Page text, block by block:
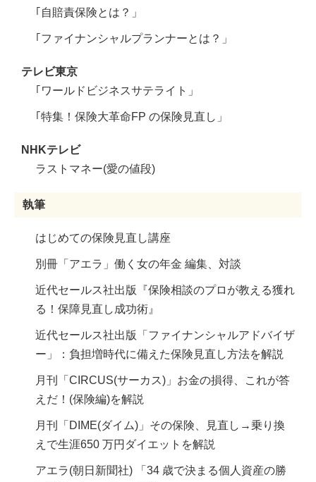
｢自賠責保険とは？」
｢ファイナンシャルプランナーとは？」
テレビ東京
｢ワールドビジネスサテライト」
｢特集！保険大革命FP の保険見直し」
NHKテレビ
ラストマネー(愛の値段)
執筆
はじめての保険見直し講座
別冊「アエラ」働く女の年金 編集、対談
近代セールス社出版『保険相談のプロが教える獲れ
る！保障見直し成功術』
近代セールス社出版「ファイナンシャルアドバイザ
ー」：負担増時代に備えた保険見直し方法を解説
月刊「CIRCUS(サーカス)」お金の損得、これが答
えだ！(保険編)を解説
月刊「DIME(ダイム)」その保険、見直し→乗り換
えで生涯650 万円ダイエットを解説
アエラ(朝日新聞社) 「34 歳で決まる個人資産の勝